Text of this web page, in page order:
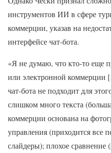
инструментов ИИ в сфере
коммерции, указав на
интерфейсе чат-бота.
«Я не думаю, что кто-то еще
или электронной
чат-бота не подходит для
слишком много текста
коммерции основана на
управления (приходится все
слайдеры); плохое сравнение